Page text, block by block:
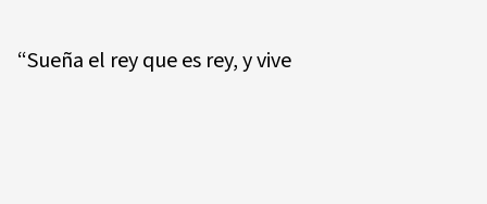
“Sueña el rey que es rey, y vive